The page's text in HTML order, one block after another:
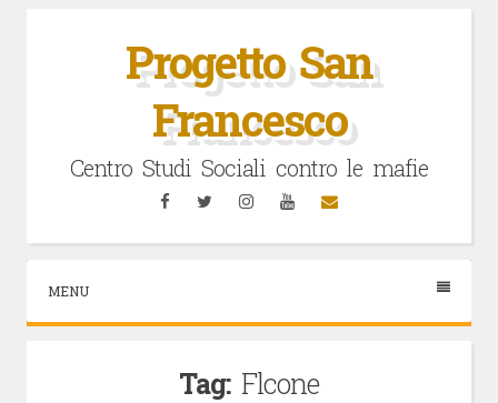
Progetto San
Francesco
Centro Studi Sociali contro le mafie
FacebookTwitterInstagramYouTubeEmail
MENU
Tag: Flcone